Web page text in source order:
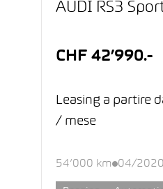
AUDI RS3
CHF 42’990.-
Leasing a partire
/ mese
54’000 km 04/2020